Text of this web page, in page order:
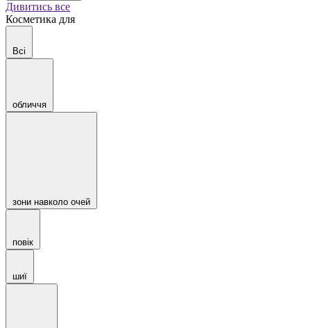
Дивитись все
Косметика для
Всі
обличчя
зони навколо очей
повік
шиї